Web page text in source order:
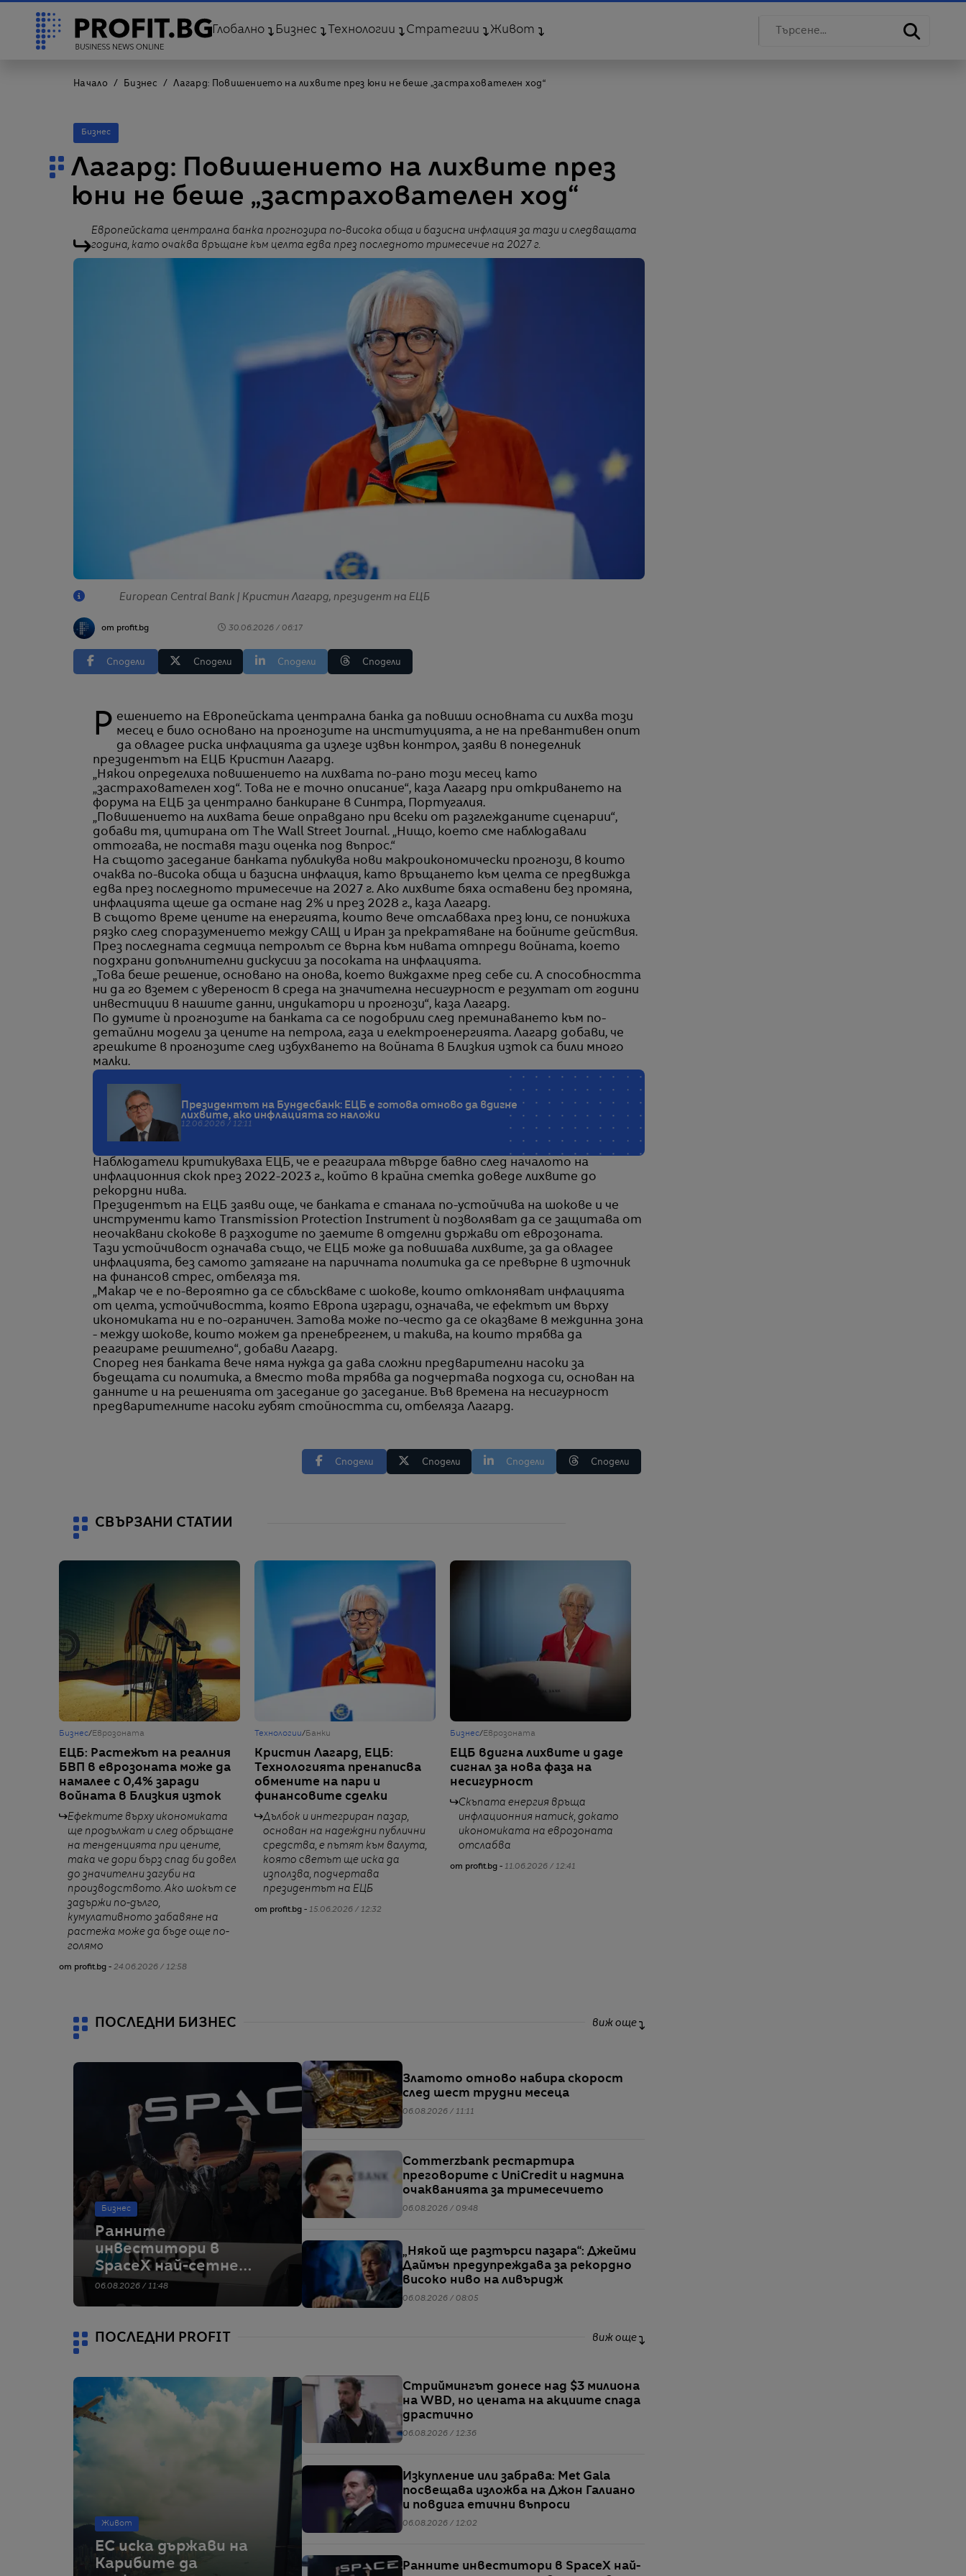
Глобално Бизнес Технологии Стратегии Живот
Начало Бизнес Лагард: Повишението на лихвите през юни не беше „застрахователен ход“
Бизнес
Лагард: Повишението на лихвите през
юни не беше „застрахователен ход“
Европейската централна банка прогнозира по-висока обща и базисна инфлация за тази и следващата
година, като очаква връщане към целта едва през последното тримесечие на 2027 г.
European Central Bank | Кристин Лагард, президент на ЕЦБ
от profit.bg 30.06.2026 / 06:17
Сподели Сподели Сподели Сподели
Решението на Европейската централна банка да повиши основната си лихва този месец е било основано на прогнозите на институцията, а не на превантивен опит
да овладее риска инфлацията да излезе извън контрол, заяви в понеделник
президентът на ЕЦБ Кристин Лагард.
„Някои определиха повишението на лихвата по-рано този месец като
„застрахователен ход“. Това не е точно описание“, каза Лагард при откриването на
форума на ЕЦБ за централно банкиране в Синтра, Португалия.
„Повишението на лихвата беше оправдано при всеки от разглежданите сценарии“,
добави тя, цитирана от The Wall Street Journal. „Нищо, което сме наблюдавали
оттогава, не поставя тази оценка под въпрос.“
На същото заседание банката публикува нови макроикономически прогнози, в които
очаква по-висока обща и базисна инфлация, като връщането към целта се предвижда
едва през последното тримесечие на 2027 г. Ако лихвите бяха оставени без промяна,
инфлацията щеше да остане над 2% и през 2028 г., каза Лагард.
В същото време цените на енергията, които вече отслабваха през юни, се понижиха
рязко след споразумението между САЩ и Иран за прекратяване на бойните действия.
През последната седмица петролът се върна към нивата отпреди войната, което
подхрани допълнителни дискусии за посоката на инфлацията.
„Това беше решение, основано на онова, което виждахме пред себе си. А способността
ни да го вземем с увереност в среда на значителна несигурност е резултат от години
инвестиции в нашите данни, индикатори и прогнози“, каза Лагард.
По думите ѝ прогнозите на банката са се подобрили след преминаването към по-
детайлни модели за цените на петрола, газа и електроенергията. Лагард добави, че
грешките в прогнозите след избухването на войната в Близкия изток са били много
малки.
Президентът на Бундесбанк: ЕЦБ е готова отново да вдигне
лихвите, ако инфлацията го наложи
12.06.2026 / 12:11
Наблюдатели критикуваха ЕЦБ, че е реагирала твърде бавно след началото на
инфлационния скок през 2022-2023 г., който в крайна сметка доведе лихвите до
рекордни нива.
Президентът на ЕЦБ заяви още, че банката е станала по-устойчива на шокове и че
инструменти като Transmission Protection Instrument ѝ позволяват да се защитава от
неочаквани скокове в разходите по заемите в отделни държави от еврозоната.
Тази устойчивост означава също, че ЕЦБ може да повишава лихвите, за да овладее
инфлацията, без самото затягане на паричната политика да се превърне в източник
на финансов стрес, отбеляза тя.
„Макар че е по-вероятно да се сблъскваме с шокове, които отклоняват инфлацията
от целта, устойчивостта, която Европа изгради, означава, че ефектът им върху
икономиката ни е по-ограничен. Затова може по-често да се оказваме в междинна зона
- между шокове, които можем да пренебрегнем, и такива, на които трябва да
реагираме решително“, добави Лагард.
Според нея банката вече няма нужда да дава сложни предварителни насоки за
бъдещата си политика, а вместо това трябва да подчертава подхода си, основан на
данните и на решенията от заседание до заседание. Във времена на несигурност
предварителните насоки губят стойността си, отбеляза Лагард.
Сподели Сподели Сподели Сподели
СВЪРЗАНИ СТАТИИ
Бизнес/Еврозоната
ЕЦБ: Растежът на реалния
БВП в еврозоната може да
намалее с 0,4% заради
войната в Близкия изток
Ефектите върху икономиката
ще продължат и след обръщане
на тенденцията при цените,
така че дори бърз спад би довел
до значителни загуби на
производството. Ако шокът се
задържи по-дълго,
кумулативното забавяне на
растежа може да бъде още по-
голямо
от profit.bg - 24.06.2026 / 12:58
Технологии/Банки
Кристин Лагард, ЕЦБ:
Технологията пренаписва
обмените на пари и
финансовите сделки
Дълбок и интегриран пазар,
основан на надеждни публични
средства, е пътят към валута,
която светът ще иска да
използва, подчертава
президентът на ЕЦБ
от profit.bg - 15.06.2026 / 12:32
Бизнес/Еврозоната
ЕЦБ вдигна лихвите и даде
сигнал за нова фаза на
несигурност
Скъпата енергия връща
инфлационния натиск, докато
икономиката на еврозоната
отслабва
от profit.bg - 11.06.2026 / 12:41
ПОСЛЕДНИ БИЗНЕС виж още
Бизнес
Ранните
инвеститори в
SpaceX най-сетне
могат да продават
дяловете си.
идеален
06.08.2026 / 11:48
Златото отново набира скорост
след шест трудни месеца
06.08.2026 / 11:11
Commerzbank рестартира
преговорите с UniCredit и надмина
очакванията за тримесечието
06.08.2026 / 09:48
„Някой ще разтърси пазара“: Джейми
Даймън предупреждава за рекордно
високо ниво на ливъридж
06.08.2026 / 08:05
ПОСЛЕДНИ PROFIT виж още
Живот
ЕС иска държави на
Карибите да
Стриймингът донесе над $3 милиона
на WBD, но цената на акциите спада
драстично
06.08.2026 / 12:36
Изкупление или забрава: Met Gala
посвещава изложба на Джон Галиано
и повдига етични въпроси
06.08.2026 / 12:02
Ранните инвеститори в SpaceX най-